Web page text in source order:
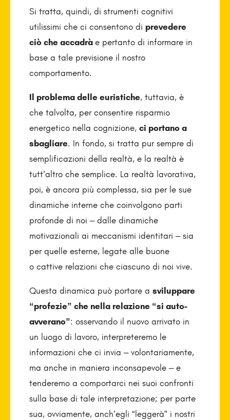
Si tratta, quindi, di strumenti cognitivi
utilissimi che ci consentono di prevedere
ciò che accadrà e pertanto di informare in
base a tale previsione il nostro
comportamento.
Il problema delle euristiche, tuttavia, è
che talvolta, per consentire risparmio
energetico nella cognizione, ci portano a
sbagliare. In fondo, si tratta pur sempre di
semplificazioni della realtà, e la realtà è
tutt’altro che semplice. La realtà lavorativa,
poi, è ancora più complessa, sia per le sue
dinamiche interne che coinvolgono parti
profonde di noi – dalle dinamiche
motivazionali ai meccanismi identitari – sia
per quelle esterne, legate alle buone
o cattive relazioni che ciascuno di noi vive.
Questa dinamica può portare a sviluppare
“profezie” che nella relazione “si auto-
avverano”: osservando il nuovo arrivato in
un luogo di lavoro, interpreteremo le
informazioni che ci invia – volontariamente,
ma anche in maniera inconsapevole – e
tenderemo a comportarci nei suoi confronti
sulla base di tale interpretazione; per parte
sua, ovviamente, anch’egli “leggerà” i nostri